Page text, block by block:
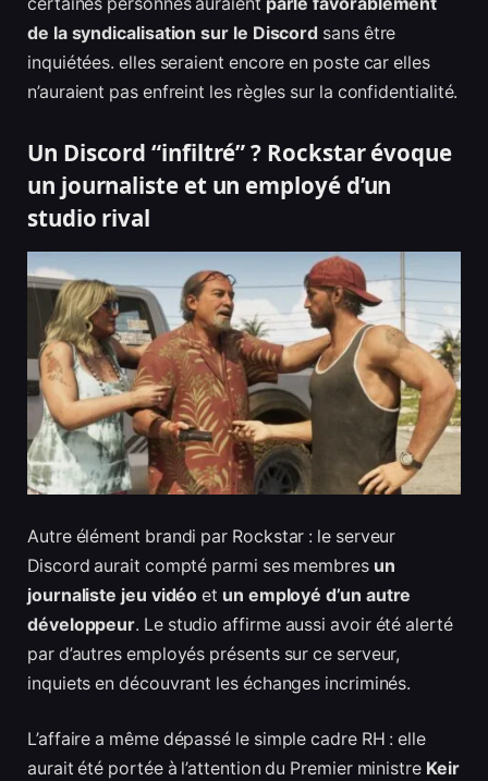
de la syndicalisation sur le Discord sans être
inquiétées. elles seraient encore en poste car elles
n’auraient pas enfreint les règles sur la confidentialité.
Un Discord “infiltré” ? Rockstar évoque
un journaliste et un employé d’un
studio rival
Autre élément brandi par Rockstar : le serveur
Discord aurait compté parmi ses membres un
journaliste jeu vidéo et un employé d’un autre
développeur. Le studio affirme aussi avoir été alerté
par d’autres employés présents sur ce serveur,
inquiets en découvrant les échanges incriminés.
L’affaire a même dépassé le simple cadre RH : elle
aurait été portée à l’attention du Premier ministre Keir